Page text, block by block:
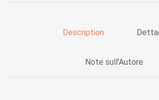
Description
Note sull'Autore